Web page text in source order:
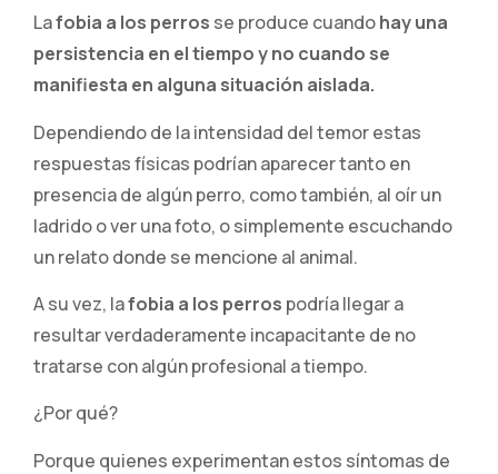
Lafobia a los perros se produce cuandohay una
persistencia en el tiempo y no cuando se
manifiesta en alguna situación aislada.
Dependiendo de la intensidad del temor estas
respuestas físicas podrían aparecer tanto en
presencia de algún perro, como también, al oír un
ladrido o ver una foto, o simplemente escuchando
un relato donde se mencione al animal.
A su vez, lafobia a los perros podría llegar a
resultar verdaderamente incapacitante de no
tratarse con algún profesional a tiempo.
¿Por qué?
Porque quienes experimentan estos síntomas de